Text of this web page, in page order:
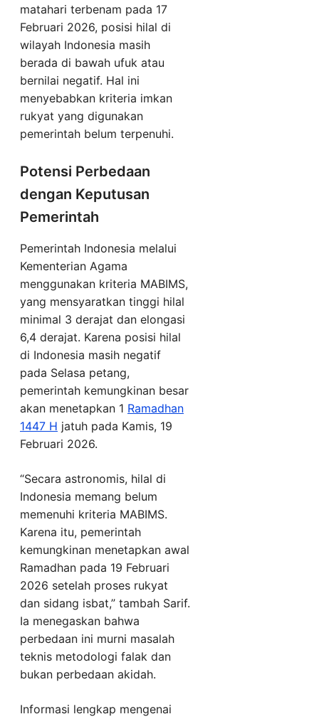
matahari terbenam pada 17
Februari 2026, posisi hilal di
wilayah Indonesia masih
berada di bawah ufuk atau
bernilai negatif. Hal ini
menyebabkan kriteria imkan
rukyat yang digunakan
pemerintah belum terpenuhi.
Potensi Perbedaan
dengan Keputusan
Pemerintah
Pemerintah Indonesia melalui
Kementerian Agama
menggunakan kriteria MABIMS,
yang mensyaratkan tinggi hilal
minimal 3 derajat dan elongasi
6,4 derajat. Karena posisi hilal
di Indonesia masih negatif
pada Selasa petang,
pemerintah kemungkinan besar
akan menetapkan 1 Ramadhan
1447 H jatuh pada Kamis, 19
Februari 2026.
“Secara astronomis, hilal di
Indonesia memang belum
memenuhi kriteria MABIMS.
Karena itu, pemerintah
kemungkinan menetapkan awal
Ramadhan pada 19 Februari
2026 setelah proses rukyat
dan sidang isbat,” tambah Sarif.
Ia menegaskan bahwa
perbedaan ini murni masalah
teknis metodologi falak dan
bukan perbedaan akidah.
Informasi lengkap mengenai